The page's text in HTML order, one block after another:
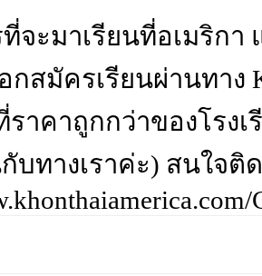
จะมาเรียนที่อเมริกา
กสมัครเรียนผ่านทาง
าคาถูกกว่าของโรง
บทางเราค่ะ) สนใจ